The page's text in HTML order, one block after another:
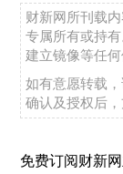
财新网所刊载
专属所有或持
建立镜像等任何
如有意愿转载
确认及授权后，
免费订阅财新